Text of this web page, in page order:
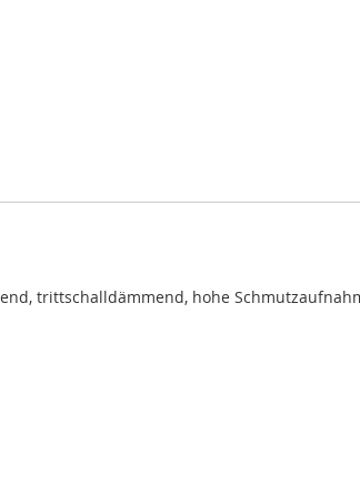
trittschalldämmend, hohe